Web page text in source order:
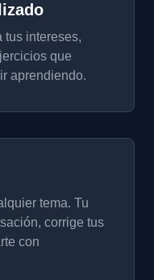
tus intereses,
que
aprendiendo.
tema. Tu
corrige tus
con